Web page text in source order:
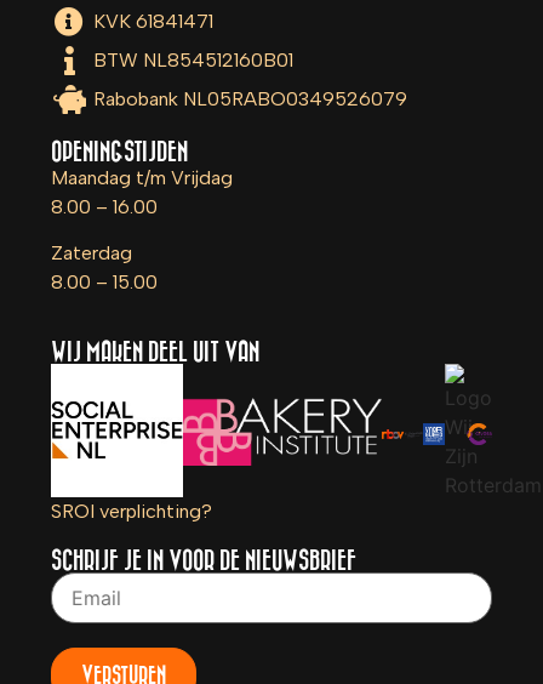
KVK 61841471
BTW NL854512160B01
Rabobank NL05RABO0349526079
OPENINGSTIJDEN
Maandag t/m Vrijdag
8.00 – 16.00
Zaterdag
8.00 – 15.00
WIJ MAKEN DEEL UIT VAN
SROI verplichting?
SCHRIJF JE IN VOOR DE NIEUWSBRIEF
VERSTUREN